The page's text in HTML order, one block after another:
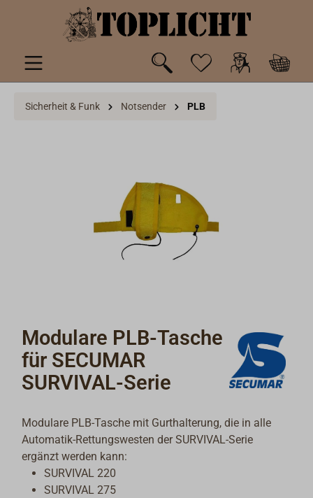
springen
Sicherheit & Funk Notsender PLB
Modulare PLB-Tasche
für SECUMAR
SURVIVAL-Serie
Modulare PLB-Tasche mit Gurthalterung, die in alle
Automatik-Rettungswesten der SURVIVAL-Serie
ergänzt werden kann:
SURVIVAL 220
SURVIVAL 275